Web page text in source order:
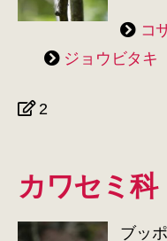
コ
ジョウビタキ
2
カワセミ科
ブッ